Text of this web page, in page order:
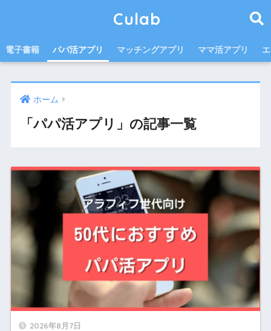
Culab
電子書籍 パパ活アプリ マッチングアプリ ママ活アプリ
ホーム
「パパ活アプリ」の記事一覧
2026年8月7日